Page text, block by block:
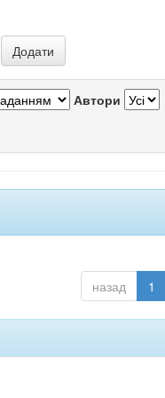
Автори
назад 1